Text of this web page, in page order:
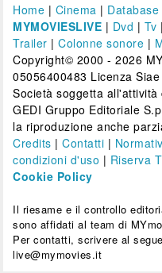
Home | Cinema | Database
MYMOVIESLIVE | Dvd | Tv |
Trailer |Colonne sonore |
Copyright© 2000 - 2026
05056400483 Licenza
Società soggetta
GEDI Gruppo Editoriale
la riproduzione anche
Credits |Contatti |
condizioni d'uso | Riserva
Cookie Policy
Il riesame e il controllo
sono affidati al team di
Per contatti, scrivere al
live@mymovies.it